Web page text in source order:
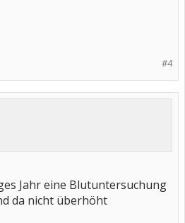
#4
Jahr eine Blutuntersuchung
da nicht überhöht